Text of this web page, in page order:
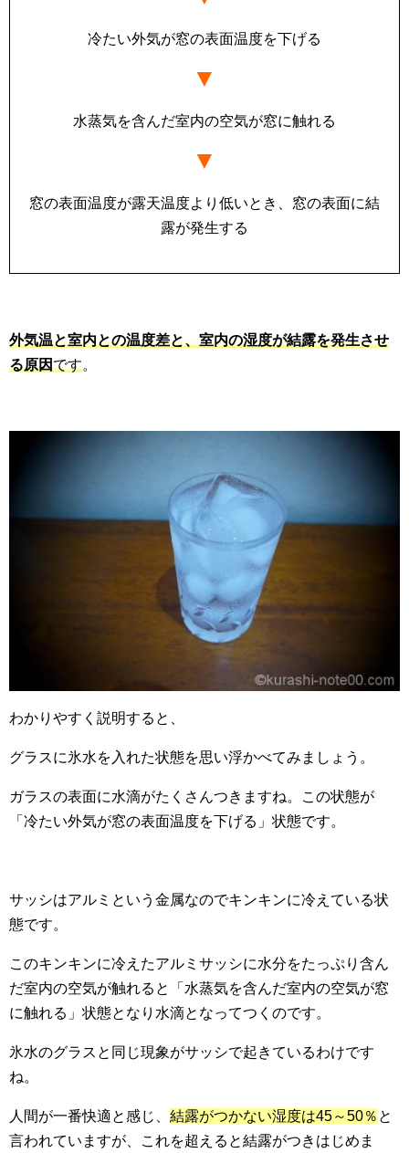
冷たい外気が窓の表面温度を下げる
▼
水蒸気を含んだ室内の空気が窓に触れる
▼
窓の表面温度が露天温度より低いとき、窓の表面に結
露が発生する
外気温と室内との温度差と、室内の湿度が結露を発生させ
る原因です。
わかりやすく説明すると、
グラスに氷水を入れた状態を思い浮かべてみましょう。
ガラスの表面に水滴がたくさんつきますね。この状態が
「冷たい外気が窓の表面温度を下げる」状態です。
サッシはアルミという金属なのでキンキンに冷えている状
態です。
このキンキンに冷えたアルミサッシに水分をたっぷり含ん
だ室内の空気が触れると「水蒸気を含んだ室内の空気が窓
に触れる」状態となり水滴となってつくのです。
氷水のグラスと同じ現象がサッシで起きているわけです
ね。
人間が一番快適と感じ、 結露がつかない湿度は45～50％ と
言われていますが、これを超えると結露がつきはじめま